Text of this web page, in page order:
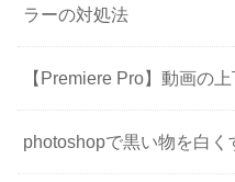
ラーの対処法
【Premiere Pro】動画の
photoshopで黒い物を白く